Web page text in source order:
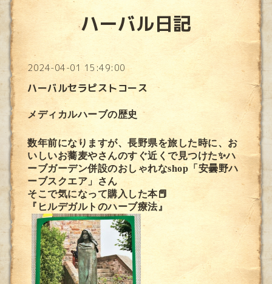
ハーバル日記
2024-04-01 15:49:00
ハーバルセラピストコース
メディカルハーブの歴史
数年前になりますが、長野県を旅した時に、お
いしいお蕎麦やさんのすぐ近くで見つけた✨ハ
ーブガーデン併設のおしゃれなshop「安曇野ハ
ーブスクエア」さん
そこで気になって購入した本📕
『ヒルデガルトのハーブ療法』